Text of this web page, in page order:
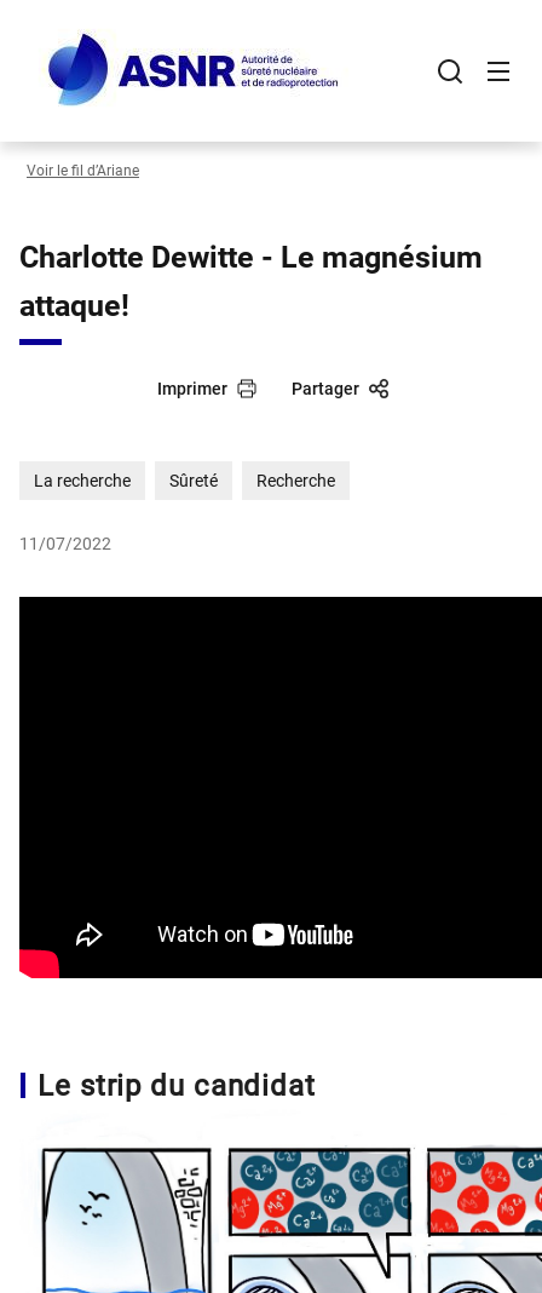
contenu
principal
Voir le fil d’Ariane
Charlotte Dewitte - Le magnésium
attaque!
Imprimer Partager
La recherche Sûreté Recherche
11/07/2022
Le strip du candidat